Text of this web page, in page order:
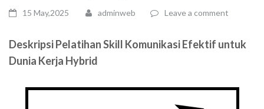
15 May,2025 adminweb Leave a comment
Deskripsi Pelatihan Skill Komunikasi Efektif untuk
Dunia Kerja Hybrid